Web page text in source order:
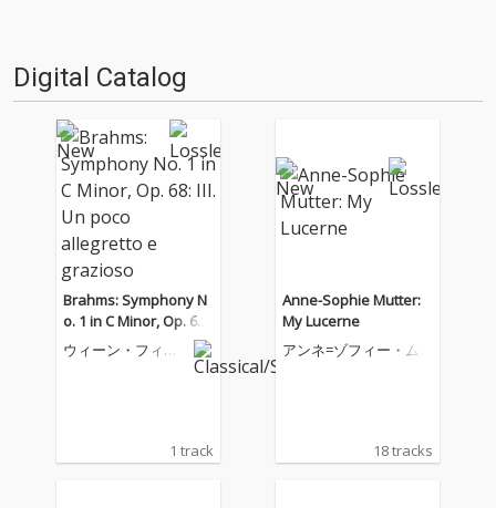
Digital Catalog
Brahms: Symphony N
o. 1 in C Minor, Op. 68:
III. Un poco allegretto
e grazioso
ウィーン・フィル
1 track
Anne-Sophie Mutter:
My Lucerne
アンネ=ゾフィー・ム
18 tracks